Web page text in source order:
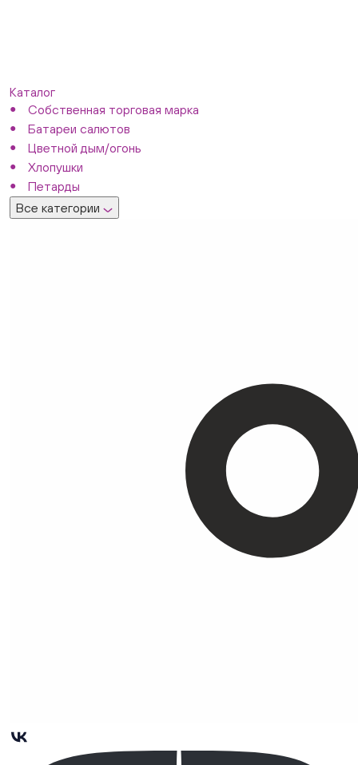
Каталог
Собственная торговая марка
Батареи салютов
Цветной дым/огонь
Хлопушки
Петарды
Все категории